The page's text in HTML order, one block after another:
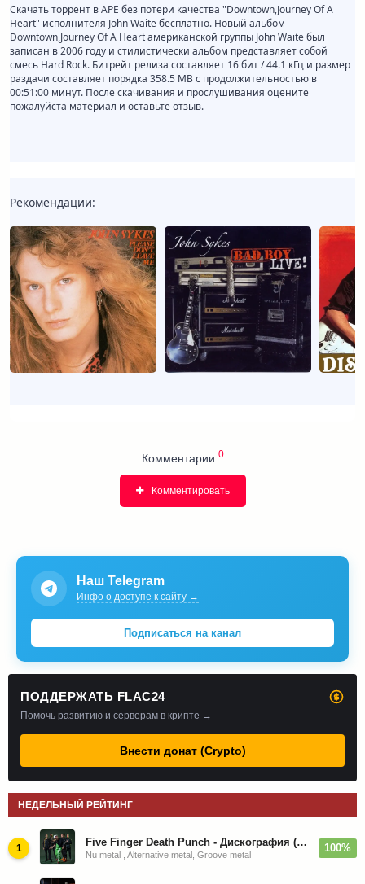
Скачать торрент в APE без потери качества "Downtown,Journey Of A
Heart" исполнителя John Waite бесплатно. Новый альбом
Downtown,Journey Of A Heart американской группы John Waite был
записан в 2006 году и стилистически альбом представляет собой
смесь Hard Rock. Битрейт релиза составляет 16 бит / 44.1 кГц и размер
раздачи составляет порядка 358.5 MB с продолжительностью в
00:51:00 минут. После скачивания и прослушивания оцените
пожалуйста материал и оставьте отзыв.
Рекомендации:
Комментарии 0
Комментировать
Наш Telegram
Инфо о доступе к сайту →
Подписаться на канал
ПОДДЕРЖАТЬ FLAC24
Помочь развитию и серверам в крипте →
Внести донат (Crypto)
НЕДЕЛЬНЫЙ РЕЙТИНГ
1 Five Finger Death Punch - Дискография (2008-2026)
Nu metal , Alternative metal, Groove metal
100%